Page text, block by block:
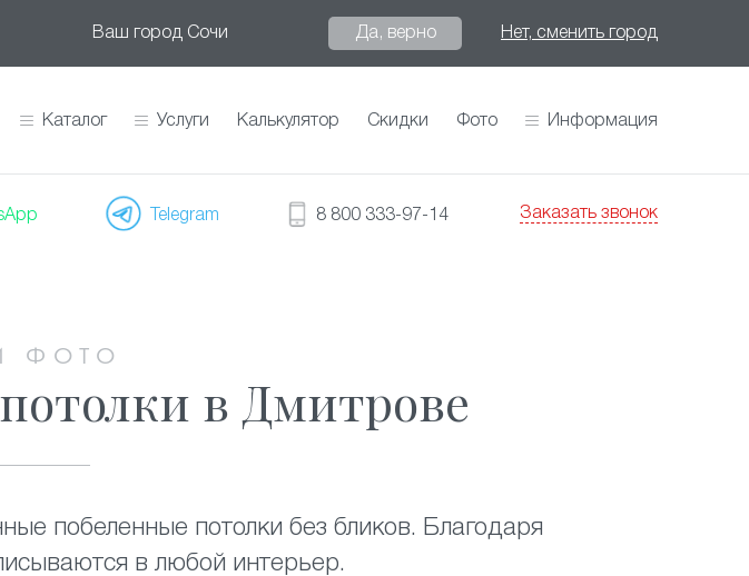
Ваш город Сочи Да, верно Нет, сменить город
Каталог Услуги Калькулятор Скидки Фото Информация
Telegram 8 800 333-97-14 Заказать звонок
ФОТО
в Дмитрове
побеленные потолки без бликов. Благодаря
в любой интерьер.